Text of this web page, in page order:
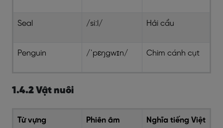
Seal /siːl/ Hải cẩu
Penguin /ˈpɛŋgwɪn/ Chim cánh cụt
1.4.2 Vật nuôi
Từ vựng
Phiên âm
Nghĩa tiếng Việt